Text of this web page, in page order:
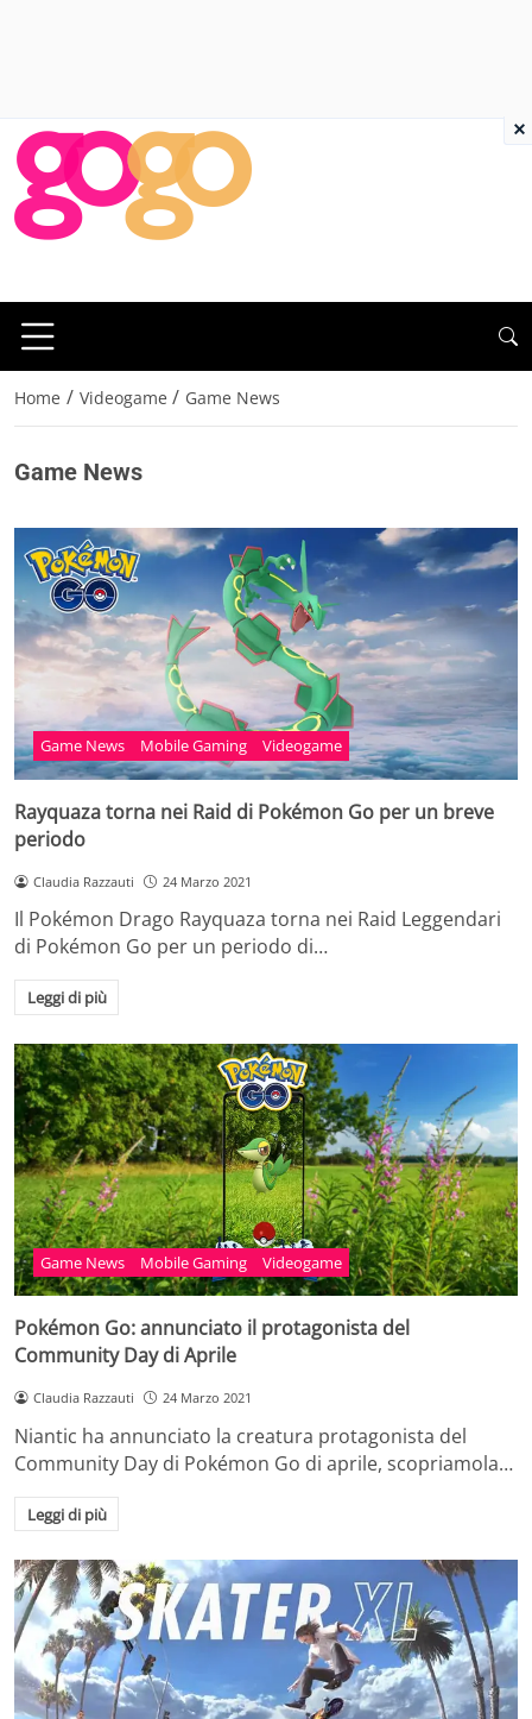
Home / Videogame / Game News
Game News
Game News Mobile Gaming Videogame
Rayquaza torna nei Raid di Pokémon Go per un breve
periodo
Claudia Razzauti 24 Marzo 2021
Il Pokémon Drago Rayquaza torna nei Raid Leggendari
di Pokémon Go per un periodo di…
Leggi di più
Game News Mobile Gaming Videogame
Pokémon Go: annunciato il protagonista del
Community Day di Aprile
Claudia Razzauti 24 Marzo 2021
Niantic ha annunciato la creatura protagonista del
Community Day di Pokémon Go di aprile, scopriamola…
Leggi di più
×